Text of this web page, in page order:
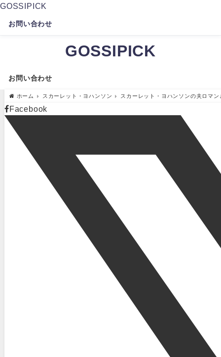
GOSSIPICK
お問い合わせ
GOSSIPICK
お問い合わせ
ホーム スカーレット・ヨハンソン スカーレット・ヨハンソンの夫ロマ
Facebook